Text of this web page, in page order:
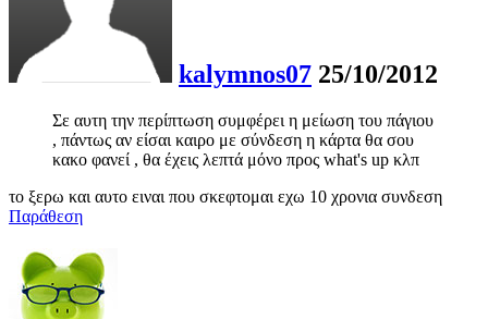
kalymnos07 25/10/2012
Σε αυτη την περίπτωση συμφέρει η μείωση του πάγιου
, πάντως αν είσαι καιρο με σύνδεση η κάρτα θα σου
κακο φανεί , θα έχεις λεπτά μόνο προς what's up κλπ
το ξερω και αυτο ειναι που σκεφτομαι εχω 10 χρονια συνδεση
Παράθεση